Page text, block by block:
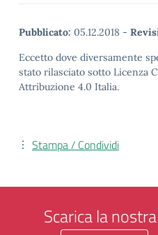
Pubblicato: 05.12.2018 -
Eccetto dove diversamente
stato rilasciato sotto Licenza
Attribuzione 4.0 Italia.
Stampa / Condividi
Scarica la